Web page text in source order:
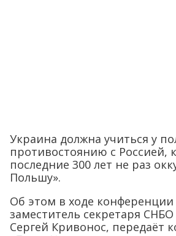
Украина должна учиться у
противостоянию с Россией,
последние 300 лет не раз
Польшу».
Об этом в ходе конференции
заместитель секретаря
Сергей Кривонос, передаёт